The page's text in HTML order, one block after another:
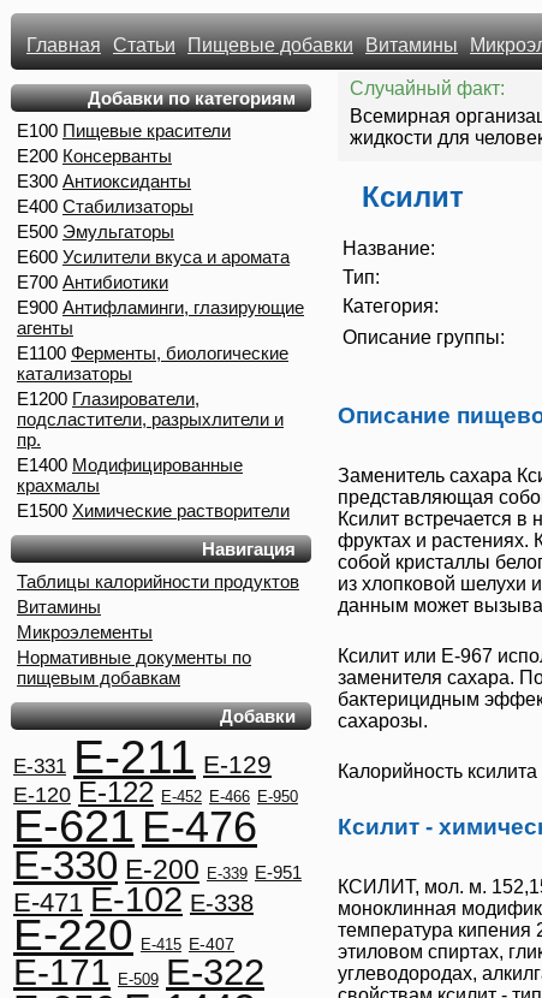
Главная Статьи Пищевые добавки Витамины
Добавки по категориям
E100 Пищевые красители
E200 Консерванты
E300 Антиоксиданты
E400 Стабилизаторы
E500 Эмульгаторы
E600 Усилители вкуса и аромата
E700 Антибиотики
E900 Антифламинги, глазирующие
агенты
E1100 Ферменты, биологические
катализаторы
E1200 Глазирователи,
подсластители, разрыхлители и
пр.
E1400 Модифицированные
крахмалы
E1500 Химические растворители
Навигация
Таблицы калорийности продуктов
Витамины
Микроэлементы
Нормативные документы по
пищевым добавкам
Добавки
E-331 E-211 E-129
E-120 E-122 E-452 E-466 E-950
E-621 E-476
E-330 E-200 E-339 E-951
E-471 E-102 E-338
E-220 E-415 E-407
E-171 E-509 E-322
Случайный факт:
Всемирная
жидкости для
Ксилит
Название:
Тип:
Категория:
Описание группы:
Описание
Заменитель сахара
представляющая
Ксилит встречается в
фруктах и растениях.
собой кристаллы
из хлопковой шелухи
данным может
Ксилит или Е-967
заменителя сахара.
бактерицидным
сахарозы.
Калорийность ксилита
Ксилит -
КСИЛИТ, мол. м.
моноклинная
температура кипения
этиловом спиртах,
углеводородах,